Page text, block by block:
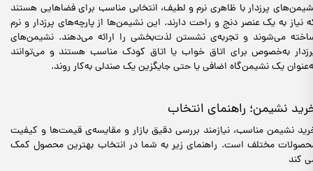
پرزدار با ظاهری نرم و لطیف، انتخابی مناسب برای فضاهایی هستند
نیاز به یک عنصر دنج و راحت دارند. این نشیمن‌ها از پارچه‌های پرزدار و نرم
می‌شوند و تجربه‌ی نشستن لذت‌بخشی را ارائه می‌دهند. نشیمن‌های
به‌خصوص برای اتاق خواب یا اتاق کودک مناسب هستند و می‌توانند
یک نشیمن‌گاه اضافی یا حتی جایگزین یک صندلی به‌کار روند.
نشیمن؛ راهنمای انتخاب
نشیمن مناسب، نیازمند بررسی دقیق بازار و مقایسه‌ی قیمت‌ها و کیفیت
مختلف است. راهنمای زیر به شما در انتخاب بهترین محصول کمک
کند